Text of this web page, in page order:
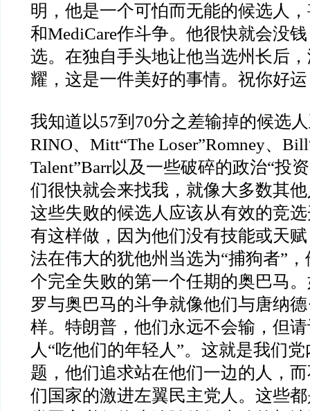
明，他是一个可怕而无能的候选人
和MediCare作斗争。他很快就会没
选。在独自手头地让他当选州长后
耀，这是一件美好的事情。祝你好
我知道以57到 70分之差输掉的候选
RINO、 Mitt“The Loser”Romney、
Talent”Barr以及一些破碎的政治“投
们很快就会来找我，就像大多数其
这些失败的候选人应该从有效的竞
有这样做，因为他们没有技能或天
法在伟大的犹他州当选为“捕狗者”
个完全失败的第一个任期的奥巴马
罗与奥巴马的斗争就像他们与唐纳德
样。特朗普，他们永远不会输，但
人 “吃他们的年轻人 ”。这就是我们
题，他们追求站在他们一边的人，
们国家的激进左翼民主党人。这些